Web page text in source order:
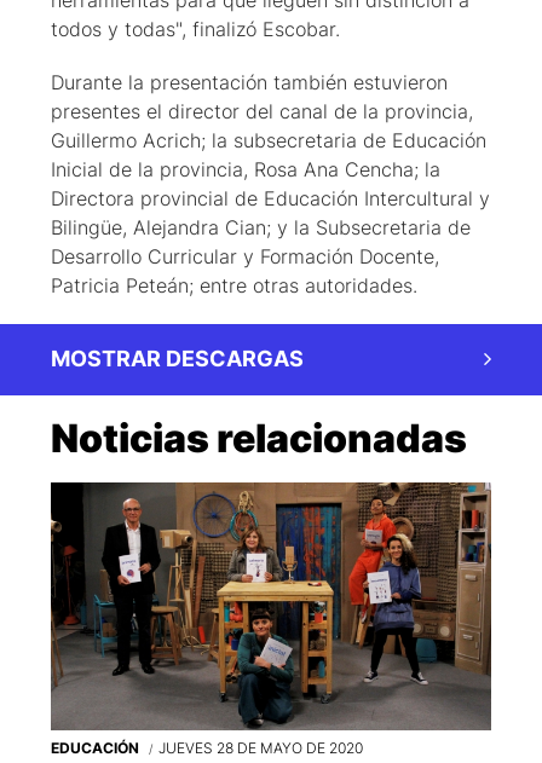
todos y todas", finalizó Escobar.
Durante la presentación también estuvieron
presentes el director del canal de la provincia,
Guillermo Acrich; la subsecretaria de Educación
Inicial de la provincia, Rosa Ana Cencha; la
Directora provincial de Educación Intercultural y
Bilingüe, Alejandra Cian; y la Subsecretaria de
Desarrollo Curricular y Formación Docente,
Patricia Peteán; entre otras autoridades.
MOSTRAR DESCARGAS
Noticias relacionadas
EDUCACIÓN JUEVES 28 DE MAYO DE 2020